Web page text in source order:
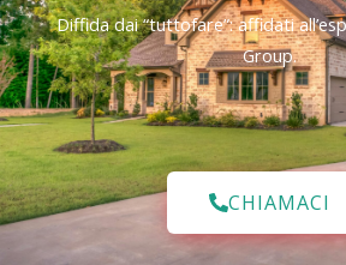
Diffida dai “tuttofare”: affidati
Group.
CHIAMACI